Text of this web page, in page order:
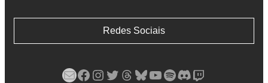
Redes Sociais
Mail Facebook Instagram Twitter Threads Bluesky YouTube Spotify Discord Twitch